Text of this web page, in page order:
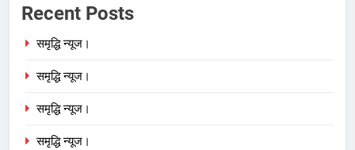
Recent Posts
समृद्धि न्यूज।
समृद्धि न्यूज।
समृद्धि न्यूज।
समृद्धि न्यूज।